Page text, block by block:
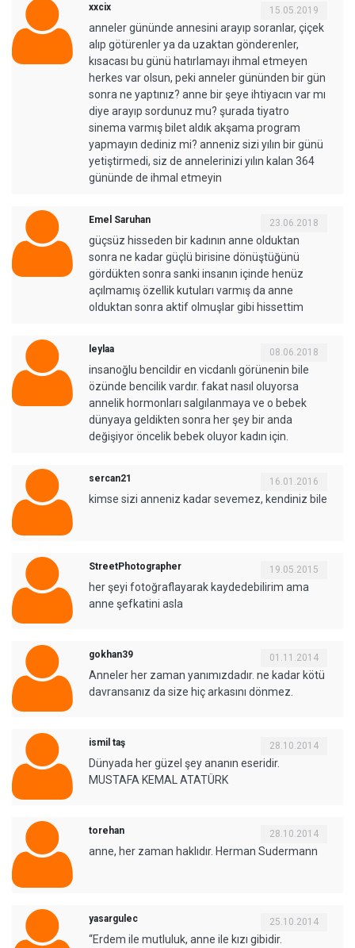
xxcix 15.05.2019
anneler gününde annesini arayıp soranlar, çiçek
alıp götürenler ya da uzaktan gönderenler,
kısacası bu günü hatırlamayı ihmal etmeyen
herkes var olsun, peki anneler gününden bir gün
sonra ne yaptınız? anne bir şeye ihtiyacın var mı
diye arayıp sordunuz mu? şurada tiyatro
sinema varmış bilet aldık akşama program
yapmayın dediniz mi? anneniz sizi yılın bir günü
yetiştirmedi, siz de annelerinizi yılın kalan 364
gününde de ihmal etmeyin
Emel Saruhan 23.06.2018
güçsüz hisseden bir kadının anne olduktan
sonra ne kadar güçlü birisine dönüştüğünü
gördükten sonra sanki insanın içinde henüz
açılmamış özellik kutuları varmış da anne
olduktan sonra aktif olmuşlar gibi hissettim
leylaa 08.06.2018
insanoğlu bencildir en vicdanlı görünenin bile
özünde bencilik vardır. fakat nasıl oluyorsa
annelik hormonları salgılanmaya ve o bebek
dünyaya geldikten sonra her şey bir anda
değişiyor öncelik bebek oluyor kadın için.
sercan21 16.01.2016
kimse sizi anneniz kadar sevemez, kendiniz bile
StreetPhotographer 19.05.2015
her şeyi fotoğraflayarak kaydedebilirim ama
anne şefkatini asla
gokhan39 01.11.2014
Anneler her zaman yanımızdadır. ne kadar kötü
davransanız da size hiç arkasını dönmez.
ismil taş 28.10.2014
Dünyada her güzel şey ananın eseridir.
MUSTAFA KEMAL ATATÜRK
torehan 28.10.2014
anne, her zaman haklıdır. Herman Sudermann
yasargulec 25.10.2014
“Erdem ile mutluluk, anne ile kızı gibidir.